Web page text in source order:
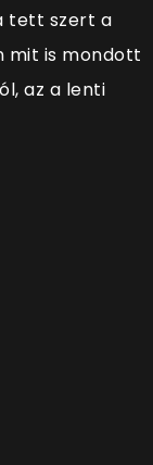
tett szert a
mit is mondott
az a lenti